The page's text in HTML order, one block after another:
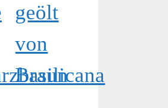
geölt
von
Basilicana